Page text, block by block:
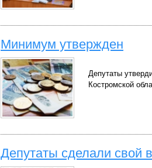
Минимум утвержден
Депутаты
Костромской
Депутаты сделали свой